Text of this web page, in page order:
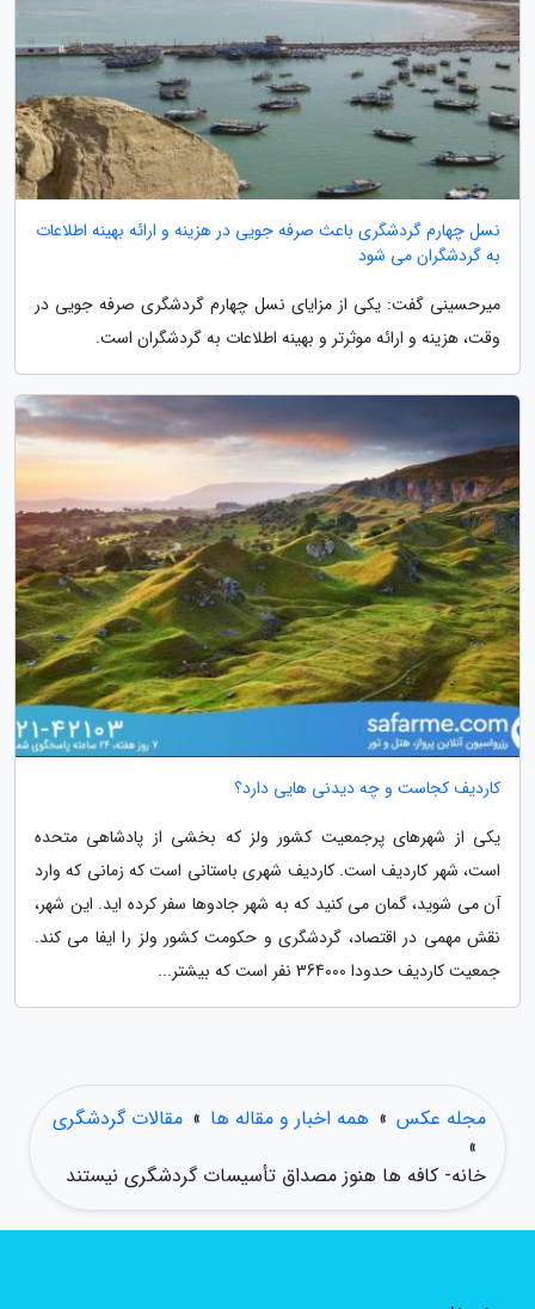
نسل چهارم گردشگری باعث صرفه جویی در هزینه و ارائه بهینه اطلاعات
به گردشگران می شود
میرحسینی گفت: یکی از مزایای نسل چهارم گردشگری صرفه جویی در
وقت، هزینه و ارائه موثرتر و بهینه اطلاعات به گردشگران است.
کاردیف کجاست و چه دیدنی هایی دارد؟
یکی از شهرهای پرجمعیت کشور ولز که بخشی از پادشاهی متحده
است، شهر کاردیف است. کاردیف شهری باستانی است که زمانی که وارد
آن می شوید، گمان می کنید که به شهر جادوها سفر کرده اید. این شهر،
نقش مهمی در اقتصاد، گردشگری و حکومت کشور ولز را ایفا می کند.
جمعیت کاردیف حدودا 364000 نفر است که بیشتر...
مجله عکس » همه اخبار و مقاله ها » مقالات گردشگری
»
خانه- کافه ها هنوز مصداق تأسیسات گردشگری نیستند